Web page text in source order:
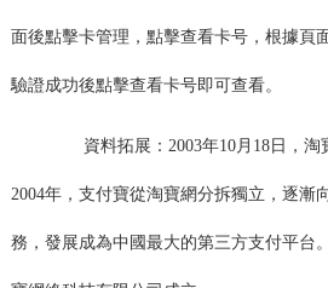
面後點擊卡管理，點擊查看卡号，根據頁
驗證成功後點擊查看卡号即可查看。
資料拓展：2003年10月18日，淘
2004年，支付寶從淘寶網分拆獨立，逐漸
務，發展成為中國最大的第三方支付平台